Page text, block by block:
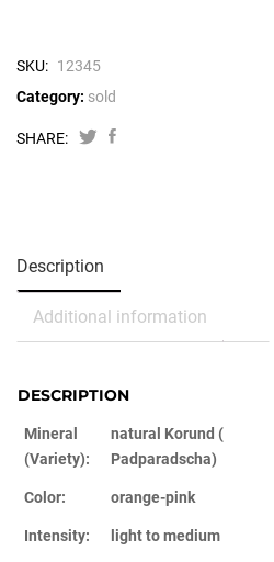
SKU: 12345
Category: sold
SHARE:
Description
Additional information
DESCRIPTION
Mineral
(Variety):
natural Korund (
Padparadscha)
Color: orange-pink
Intensity: light to medium